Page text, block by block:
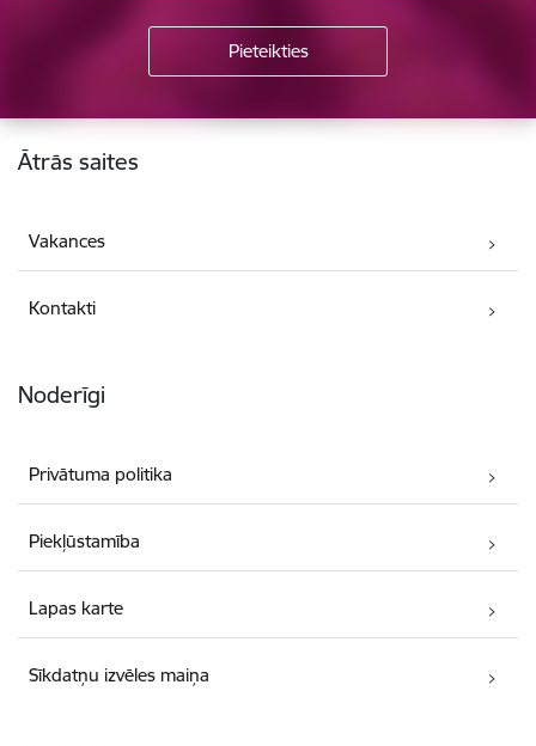
Kājene
Ātrās saites
Vakances
Kontakti
Noderīgi
Privātuma politika
Piekļūstamība
Lapas karte
Sīkdatņu izvēles maiņa